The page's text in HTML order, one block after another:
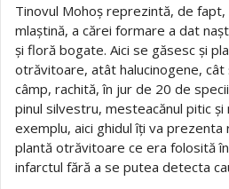
Tinovul Mohoș reprezintă, de
mlaștină, a cărei formare a dat
și floră bogate. Aici se găsesc și
otrăvitoare, atât halucinogene,
câmp, rachită, în jur de 20 de
pinul silvestru, mesteacănul pitic
exemplu, aici ghidul îți va
plantă otrăvitoare ce era folosită
infarctul fără a se putea detecta